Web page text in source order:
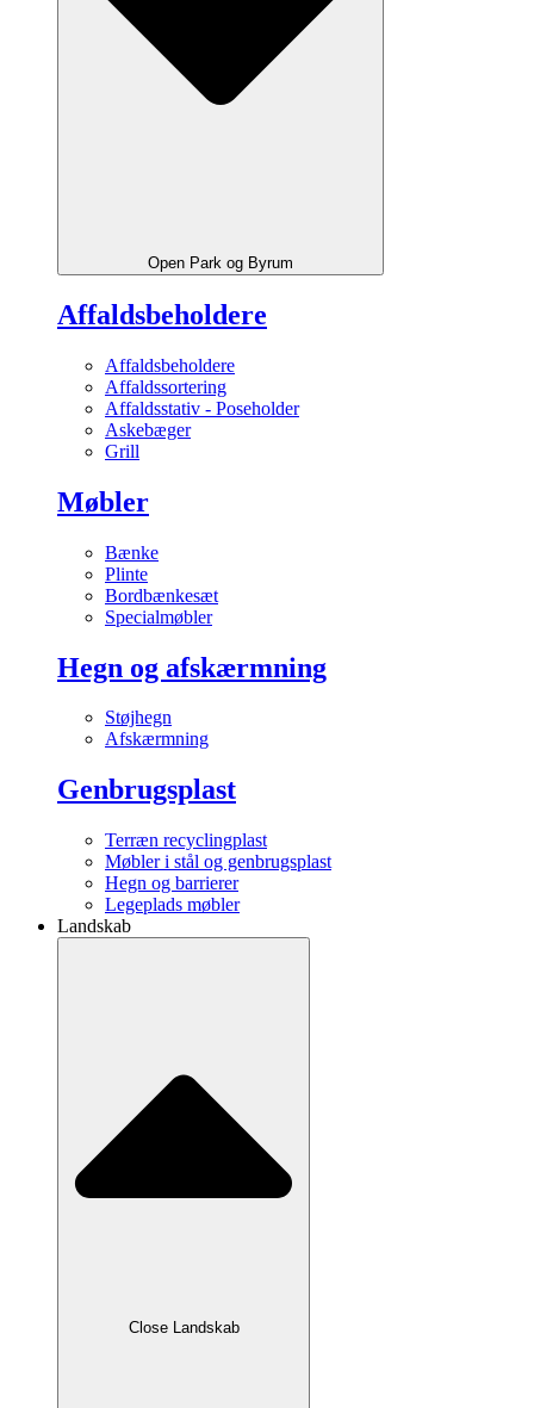
Open Park og Byrum
Affaldsbeholdere
Affaldsbeholdere
Affaldssortering
Affaldsstativ - Poseholder
Askebæger
Grill
Møbler
Bænke
Plinte
Bordbænkesæt
Specialmøbler
Hegn og afskærmning
Støjhegn
Afskærmning
Genbrugsplast
Terræn recyclingplast
Møbler i stål og genbrugsplast
Hegn og barrierer
Legeplads møbler
Landskab
Close Landskab